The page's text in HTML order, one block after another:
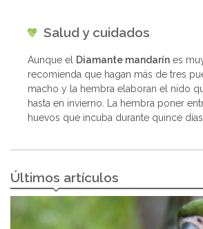
Salud y cuidados
Aunque el Diamante mandarín es
recomienda que hagan más de tres
macho y la hembra elaboran el nido
hasta en invierno. La hembra poner
huevos que incuba durante quince días.
Últimos artículos